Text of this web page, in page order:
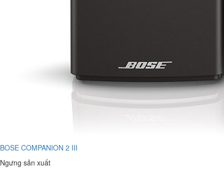
BOSE COMPANION 2 III
Ngưng sản xuất